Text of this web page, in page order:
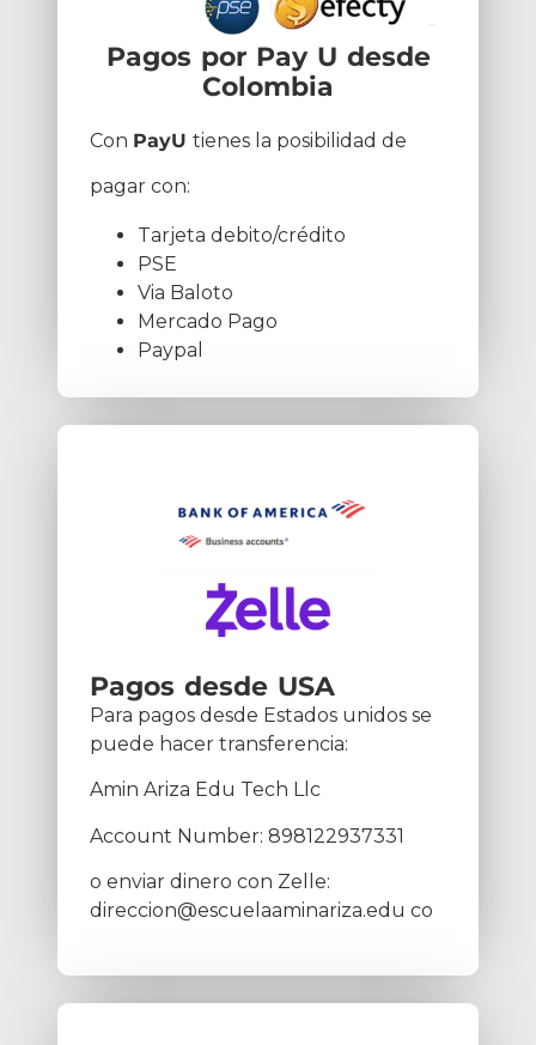
Pagos por Pay U desde
Colombia
Con PayU tienes la posibilidad de
pagar con:
Tarjeta debito/crédito
PSE
Via Baloto
Mercado Pago
Paypal
Pagos desde USA
Para pagos desde Estados unidos se
puede hacer transferencia:
Amin Ariza Edu Tech Llc
Account Number: 898122937331
o enviar dinero con Zelle:
direccion@escuelaaminariza.edu co